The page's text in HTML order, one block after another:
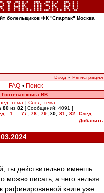
болельщиков ФК "Спартак" Москва
Вход • Регистрация
FAQ • Поиск
Гостевая книга ВВ
тема | След. тема
80 из 82 [ Сообщений: 4091 ]
1 77 78 79 80, 81 82
След.
Добавить
ты действительно имеешь
можно писать, а чего нельзя.
рафинированной книге уже